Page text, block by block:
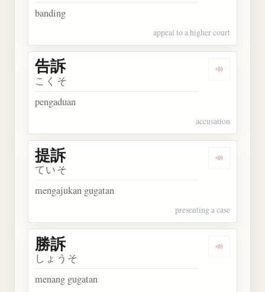
banding
appeal to a higher court
Dengarkan
告訴
こくそ
pengaduan
accusation
Dengarkan
提訴
ていそ
mengajukan gugatan
presenting a case
Dengarkan
勝訴
しょうそ
menang gugatan